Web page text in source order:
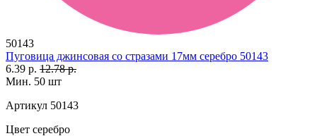
50143
Пуговица джинсовая со стразами 17мм серебро 50143
6.39 р. 12.78 р.
Мин. 50 шт
Артикул 50143
Цвет серебро